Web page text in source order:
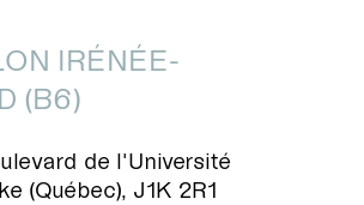
IRÉNÉE-
(B6)
de l'Université
(Québec), J1K 2R1